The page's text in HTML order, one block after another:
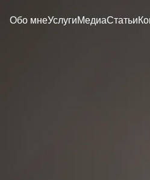
Обо мнеУслугиМедиаСтатьи